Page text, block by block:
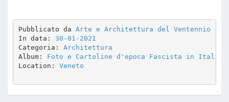
Pubblicato da Arte e Architettura del Ventennio
In data: 30-01-2021
Categoria: Architettura
Album: Foto e Cartoline d'epoca Fascista in Italia
Location: Veneto